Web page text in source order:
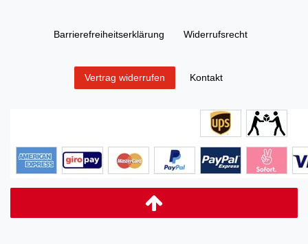
Barrierefreiheitserklärung Widerrufs­recht
Vertrag widerrufen Kontakt